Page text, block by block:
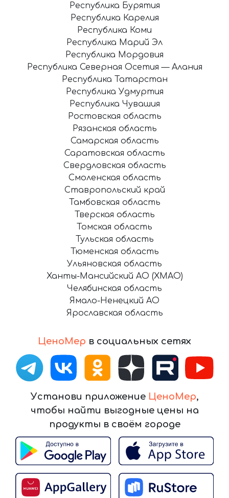
ЦеноМер в социальных сетях
Установи приложение ЦеноМер,
чтобы найти выгодные цены на
продукты в своём городе
Республика Бурятия
Республика Карелия
Республика Коми
Республика Марий Эл
Республика Мордовия
Республика Северная Осетия — Алания
Республика Татарстан
Республика Удмуртия
Республика Чувашия
Ростовская область
Рязанская область
Самарская область
Саратовская область
Свердловская область
Смоленская область
Ставропольский край
Тамбовская область
Тверская область
Томская область
Тульская область
Тюменская область
Ульяновская область
Ханты-Мансийский АО (ХМАО)
Челябинская область
Ямало-Ненецкий АО
Ярославская область